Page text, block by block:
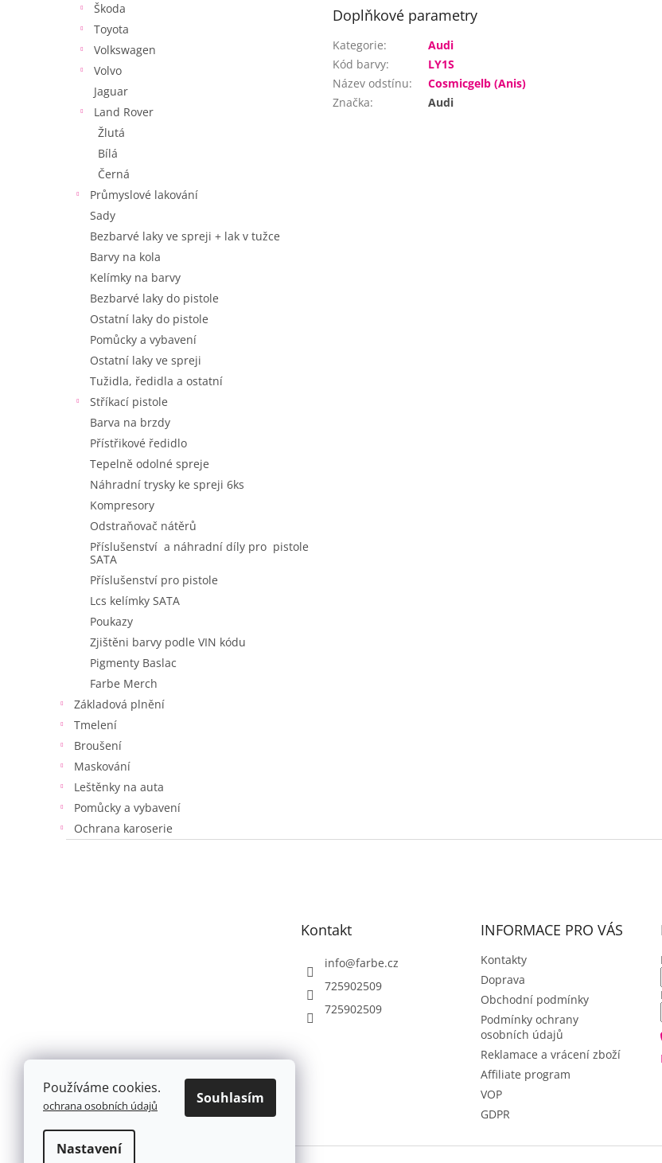
Používáme cookies.
ochrana osobních údajů
Nastavení
Souhlasím
Škoda
Toyota
Volkswagen
Volvo
Jaguar
Land Rover
Žlutá
Bílá
Černá
Průmyslové lakování
Sady
Bezbarvé laky ve spreji + lak v tužce
Barvy na kola
Kelímky na barvy
Bezbarvé laky do pistole
Ostatní laky do pistole
Pomůcky a vybavení
Ostatní laky ve spreji
Tužidla, ředidla a ostatní
Stříkací pistole
Barva na brzdy
Přístřikové ředidlo
Tepelně odolné spreje
Náhradní trysky ke spreji 6ks
Kompresory
Odstraňovač nátěrů
Příslušenství a náhradní díly pro pistole
SATA
Příslušenství pro pistole
Lcs kelímky SATA
Poukazy
Zjištěni barvy podle VIN kódu
Pigmenty Baslac
Farbe Merch
Základová plnění
Tmelení
Broušení
Maskování
Leštěnky na auta
Pomůcky a vybavení
Ochrana karoserie
Doplňkové parametry
Kategorie:
Audi
Kód barvy:
LY1S
Název odstínu:
Cosmicgelb (Anis)
Značka: Audi
Kontakt
info@farbe.cz
725902509
725902509
INFORMACE PRO VÁS
Kontakty
Doprava
Obchodní podmínky
Podmínky ochrany
osobních údajů
Reklamace a vrácení zboží
Affiliate program
VOP
GDPR